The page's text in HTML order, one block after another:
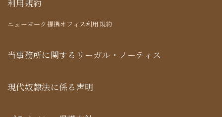
利用規約
ニューヨーク提携オフィス利用規約
当事務所に関するリーガル・ノーティス
現代奴隷法に係る声明